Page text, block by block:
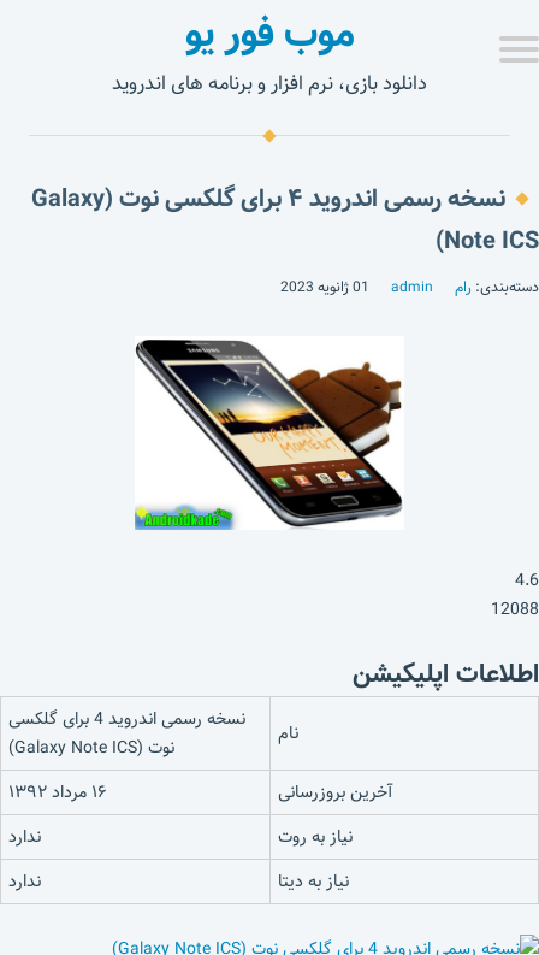
موب فور یو
دانلود بازی، نرم افزار و برنامه های اندروید
نسخه رسمی اندروید ۴ برای گلکسی نوت (Galaxy
Note ICS)
دسته‌بندی: رام admin 01 ژانویه 2023
4.6
12088
اطلاعات اپلیکیشن
نام
نسخه رسمی اندروید 4 برای گلکسی
نوت (Galaxy Note ICS)
آخرین بروزرسانی
۱۶ مرداد ۱۳۹۲
نیاز به روت
ندارد
نیاز به دیتا
ندارد